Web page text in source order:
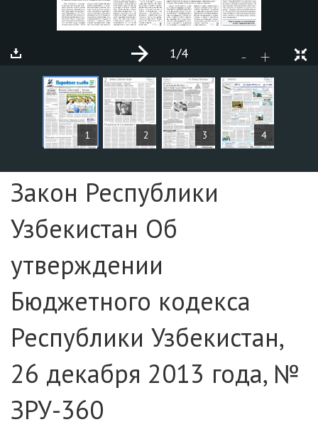
1 2 3 4
- +
1/4
ARTICLES
Page №1
Закон Республики
Узбекистан Об
утверждении
Бюджетного кодекса
Республики Узбекистан,
26 декабря 2013 года, №
ЗРУ-360